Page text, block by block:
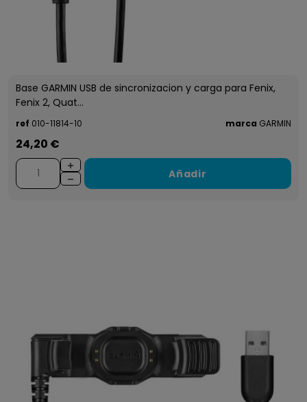
Base GARMIN USB de sincronizacion y carga para Fenix,
Fenix 2, Quat...
ref 010-11814-10 marca GARMIN
24,20 €
Añadir